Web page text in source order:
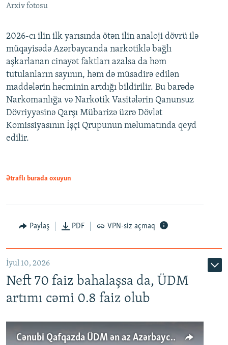
Arxiv fotosu
2026-cı ilin ilk yarısında ötən ilin analoji dövrü ilə
müqayisədə Azərbaycanda narkotiklə bağlı
aşkarlanan cinayət faktları azalsa da həm
tutulanların sayının, həm də müsadirə edilən
maddələrin həcminin artdığı bildirilir. Bu barədə
Narkomanlığa və Narkotik Vasitələrin Qanunsuz
Dövriyyəsinə Qarşı Mübarizə üzrə Dövlət
Komissiyasının İşçi Qrupunun məlumatında qeyd
edilir.
Ətraflı burada oxuyun
Paylaş PDF VPN-siz açmaq
İyul 10, 2026
Neft 70 faiz bahalaşsa da, ÜDM
artımı cəmi 0.8 faiz olub
Cənubi Qafqazda ÜDM ən az Azərbaycanda artır: Qonşuları niyə Bakını qabaqlaya bilir?